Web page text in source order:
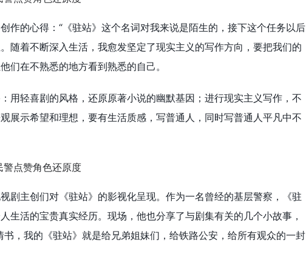
作的心得：“《驻站》这个名词对我来说是陌生的，接下这个任务以后
随着不断深入生活，我愈发坚定了现实主义的写作方向，要把我们的
们在不熟悉的地方看到熟悉的自己。
用轻喜剧的风格，还原原著小说的幽默基因；进行现实主义写作，不
展示希望和理想，要有生活质感，写普通人，同时写普通人平凡中不
剧主创们对《驻站》的影视化呈现。作为一名曾经的基层警察，《驻
生活的宝贵真实经历。现场，他也分享了与剧集有关的几个小故事，
书，我的《驻站》就是给兄弟姐妹们，给铁路公安，给所有观众的一封